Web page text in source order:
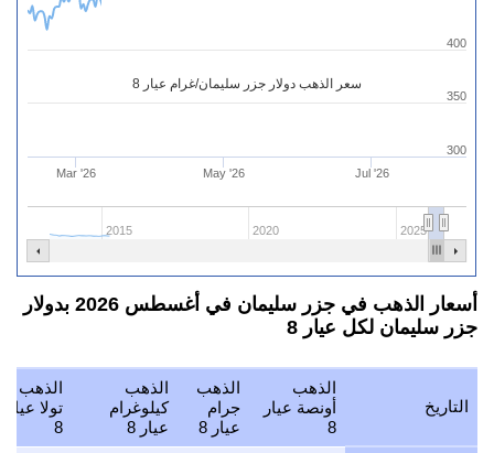
سعر الذهب دولار جزر سليمان/غرام عيار 8
Mar '26 May '26 Jul '26
2015 2020 2025
350
400
300
أسعار الذهب في جزر سليمان في أغسطس 2026 بدولار
جزر سليمان لكل عيار 8
التاريخ
الذهب
أونصة عيار
8
الذهب
جرام
عيار 8
الذهب
كيلوغرام
عيار 8
الذهب
تولا عيار
8